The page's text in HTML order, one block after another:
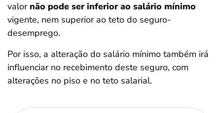
valor não pode ser inferior ao salário mínimo
vigente, nem superior ao teto do seguro-
desemprego.
Por isso, a alteração do salário mínimo também irá
influenciar no recebimento deste seguro, com
alterações no piso e no teto salarial.